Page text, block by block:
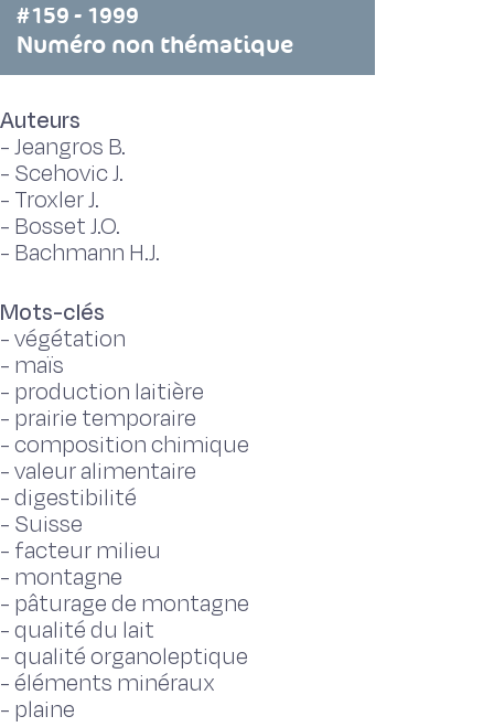
#159 - 1999
Numéro non thématique
Auteurs
-Jeangros B.
- Scehovic J.
- Troxler J.
- Bosset J.O.
- Bachmann H.J.
Mots-clés
-végétation
- maïs
- production laitière
- prairie temporaire
-composition chimique
-valeur alimentaire
-digestibilité
- Suisse
- facteur milieu
- montagne
- pâturage de montagne
-qualité du lait
-qualité organoleptique
-éléments minéraux
- plaine